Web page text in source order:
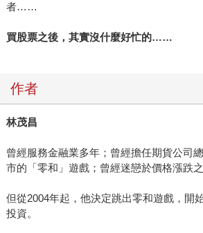
者……
買股票之後，其實沒什麼好忙的……
作者
林茂昌
曾經服務金融業多年；曾經擔任期貨公司
市的「零和」遊戲；曾經迷戀於價格漲跌之
但從2004年起，他決定跳出零和遊戲，開
投資。